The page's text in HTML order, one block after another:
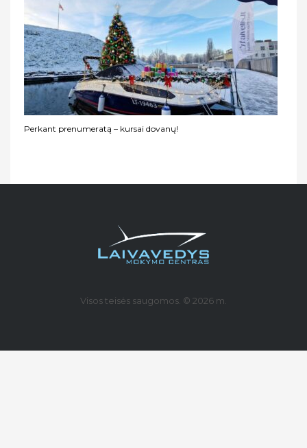
Perkant prenumeratą – kursai dovanų!
Visos teisės saugomos. © 2026 m.